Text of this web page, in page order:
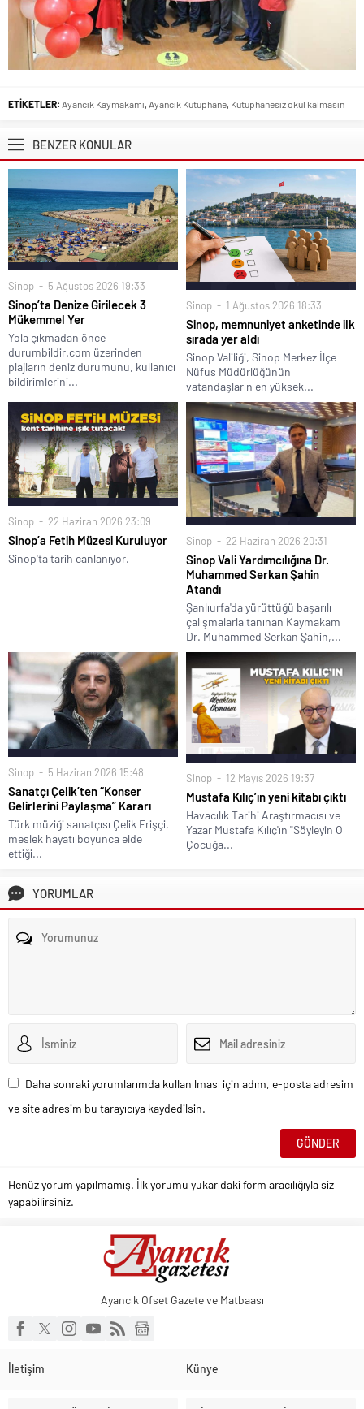
ETİKETLER: Ayancık Kaymakamı Ayancık Kütüphane Kütüphanesiz okul kalmasın
BENZER KONULAR
Sinop 5 Ağustos 2026 19:33
Sinop’ta Denize Girilecek 3
Mükemmel Yer
Yola çıkmadan önce
durumbildir.com üzerinden
plajların deniz durumunu, kullanıcı
bildirimlerini...
Sinop 1 Ağustos 2026 18:33
Sinop, memnuniyet anketinde ilk
sırada yer aldı
Sinop Valiliği, Sinop Merkez İlçe
Nüfus Müdürlüğünün
vatandaşların en yüksek...
Sinop 22 Haziran 2026 23:09
Sinop’a Fetih Müzesi Kuruluyor
Sinop'ta tarih canlanıyor.
Sinop 22 Haziran 2026 20:31
Sinop Vali Yardımcılığına Dr.
Muhammed Serkan Şahin
Atandı
Şanlıurfa'da yürüttüğü başarılı
çalışmalarla tanınan Kaymakam
Dr. Muhammed Serkan Şahin,...
Sinop 5 Haziran 2026 15:48
Sanatçı Çelik’ten “Konser
Gelirlerini Paylaşma” Kararı
Türk müziği sanatçısı Çelik Erişçi,
meslek hayatı boyunca elde
ettiği...
Sinop 12 Mayıs 2026 19:37
Mustafa Kılıç’ın yeni kitabı çıktı
Havacılık Tarihi Araştırmacısı ve
Yazar Mustafa Kılıç'ın "Söyleyin O
Çocuğa...
YORUMLAR
Daha sonraki yorumlarımda kullanılması için adım, e-posta adresim
ve site adresim bu tarayıcıya kaydedilsin.
Henüz yorum yapılmamış. İlk yorumu yukarıdaki form aracılığıyla siz
yapabilirsiniz.
Ayancık Ofset Gazete ve Matbaası
İletişim Künye